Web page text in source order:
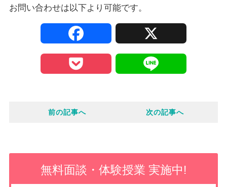
お問い合わせは以下より可能です。
e
前の記事へ 次の記事へ
無料面談・体験授業 実施中!